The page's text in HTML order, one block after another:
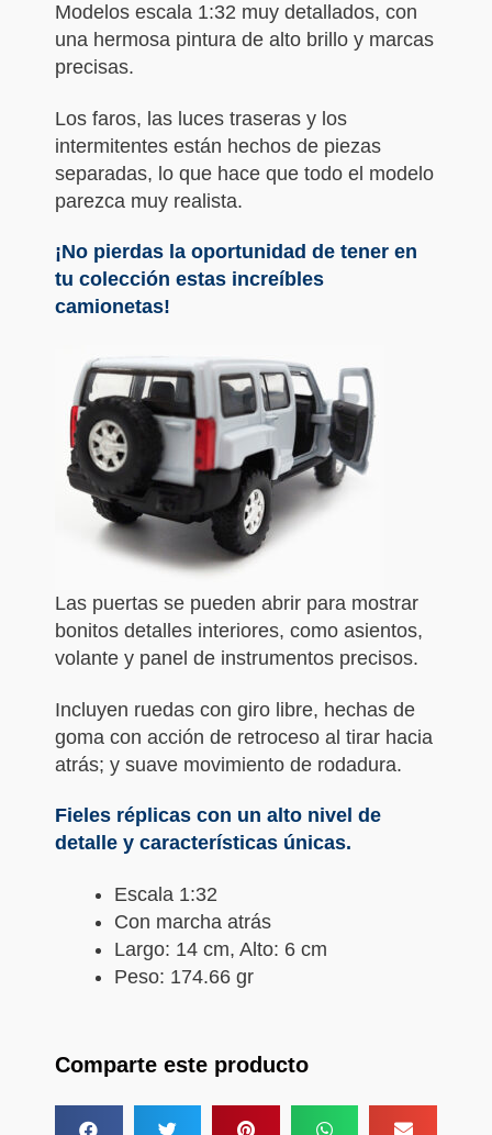
Modelos escala 1:32 muy detallados, con
una hermosa pintura de alto brillo y marcas
precisas.
Los faros, las luces traseras y los
intermitentes están hechos de piezas
separadas, lo que hace que todo el modelo
parezca muy realista.
¡No pierdas la oportunidad de tener en
tu colección estas increíbles
camionetas!
Las puertas se pueden abrir para mostrar
bonitos detalles interiores, como asientos,
volante y panel de instrumentos precisos.
Incluyen ruedas con giro libre, hechas de
goma con acción de retroceso al tirar hacia
atrás; y suave movimiento de rodadura.
Fieles réplicas con un alto nivel de
detalle y características únicas.
Escala 1:32
Con marcha atrás
Largo: 14 cm, Alto: 6 cm
Peso: 174.66 gr
Comparte este producto